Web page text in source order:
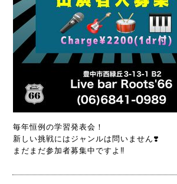
毎年恒例の学習発表会！
新しい挑戦にはジャンルは問いません❣️
まだまだ参加者募集中ですよ‼️